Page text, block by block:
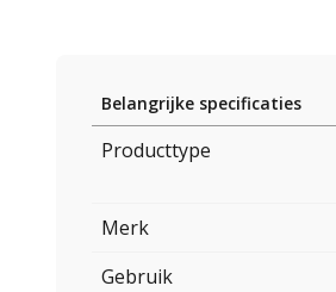
Belangrijke specificaties
Producttype
Merk
Gebruik